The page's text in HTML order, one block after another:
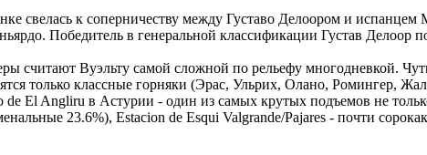
свелась к соперничеству между Густаво Делоором и
Победитель в генеральной классификации Густав Делоор
считают Вуэльту самой сложной по рельефу многодневкой.
только классные горняки (Эрас, Ульрих, Олано, Ромингер,
de El Angliru в Астурии - один из самых крутых подъемов не
23.6%), Estacion de Esqui Valgrande/Pajares - почти